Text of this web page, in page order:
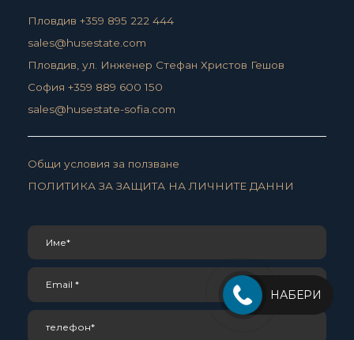
Пловдив +359 895 222 444
sales@husestate.com
Пловдив, ул. Инженер Стефан Христов Гешов
София +359 889 600 150
sales@husestate-sofia.com
Общи условия за ползване
ПОЛИТИКА ЗА ЗАЩИТА НА ЛИЧНИТЕ ДАННИ
НАБЕРИ